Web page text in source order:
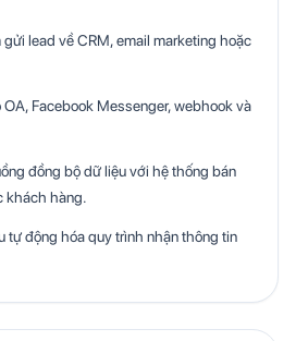
lead về CRM, email marketing hoặc
Facebook Messenger, webhook và
đồng bộ dữ liệu với hệ thống bán
khách hàng.
tự động hóa quy trình nhận thông tin